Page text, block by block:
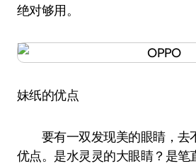
绝对够用。
妹纸的优点
要有一双发现美的眼睛，去
优点。是水灵灵的大眼睛？是笔